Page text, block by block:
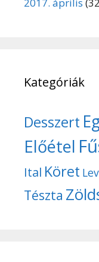
2017. április
Kategóriák
Desszert
Előétel
Ital Köret
Tészta